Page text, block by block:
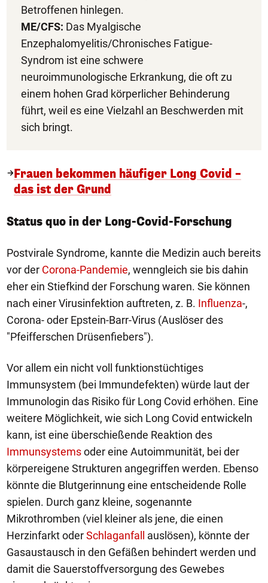
Betroffenen hinlegen.
ME/CFS: Das Myalgische
Enzephalomyelitis/Chronisches Fatigue-
Syndrom ist eine schwere
neuroimmunologische Erkrankung, die oft zu
einem hohen Grad körperlicher Behinderung
führt, weil es eine Vielzahl an Beschwerden mit
sich bringt.
Frauen bekommen häufiger Long Covid –
das ist der Grund
Status quo in der Long-Covid-Forschung
Postvirale Syndrome, kannte die Medizin auch bereits
vor der Corona-Pandemie, wenngleich sie bis dahin
eher ein Stiefkind der Forschung waren. Sie können
nach einer Virusinfektion auftreten, z. B. Influenza-,
Corona- oder Epstein-Barr-Virus (Auslöser des
"Pfeifferschen Drüsenfiebers").
Vor allem ein nicht voll funktionstüchtiges
Immunsystem (bei Immundefekten) würde laut der
Immunologin das Risiko für Long Covid erhöhen. Eine
weitere Möglichkeit, wie sich Long Covid entwickeln
kann, ist eine überschießende Reaktion des
Immunsystemsoder eine Autoimmunität, bei der
körpereigene Strukturen angegriffen werden. Ebenso
könnte die Blutgerinnung eine entscheidende Rolle
spielen. Durch ganz kleine, sogenannte
Mikrothromben (viel kleiner als jene, die einen
Herzinfarkt oderSchlaganfall
auslösen), könnte der
Gasaustausch in den Gefäßen behindert werden und
damit die Sauerstoffversorgung des Gewebes